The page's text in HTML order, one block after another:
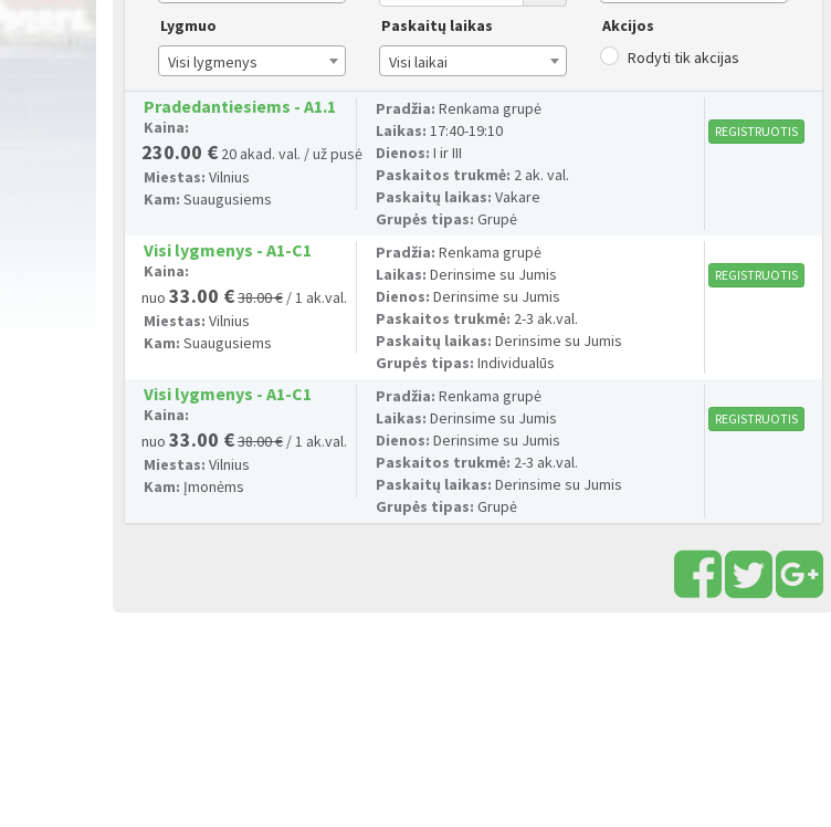
Lygmuo
Visi lygmenys
Paskaitų laikas
Visi laikai
Akcijos
Rodyti tik akcijas
Pradedantiesiems - A1.1
Kaina:
230.00 € 20 akad. val. / už pusė
Miestas: Vilnius
Kam: Suaugusiems
Pradžia:Renkama grupė
Laikas:17:40-19:10
Dienos:I ir III
Paskaitos trukmė: 2 ak. val.
Paskaitų laikas:Vakare
Grupės tipas: Grupė
REGISTRUOTIS
Visi lygmenys - A1-C1
Kaina:
nuo 33.00 €38.00 € / 1 ak.val.
Miestas: Vilnius
Kam: Suaugusiems
Pradžia:Renkama grupė
Laikas:Derinsime su Jumis
Dienos:Derinsime su Jumis
Paskaitos trukmė: 2-3 ak.val.
Paskaitų laikas:Derinsime su Jumis
Grupės tipas: Individualūs
REGISTRUOTIS
Visi lygmenys - A1-C1
Kaina:
nuo 33.00 €38.00 € / 1 ak.val.
Miestas: Vilnius
Kam: Įmonėms
Pradžia:Renkama grupė
Laikas:Derinsime su Jumis
Dienos:Derinsime su Jumis
Paskaitos trukmė: 2-3 ak.val.
Paskaitų laikas:Derinsime su Jumis
Grupės tipas: Grupė
REGISTRUOTIS